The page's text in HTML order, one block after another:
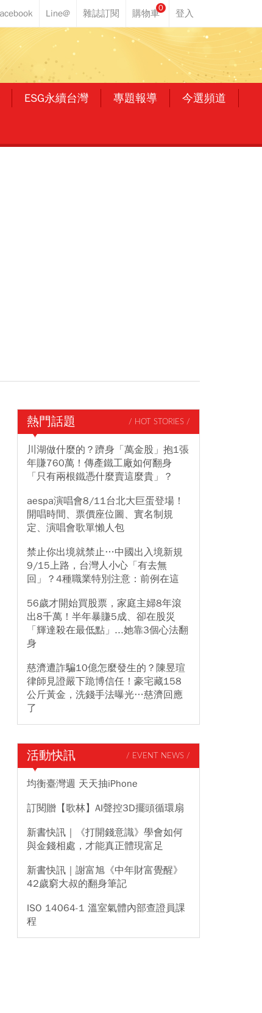
0
ESG永續台灣 專題報導 今選頻道
熱門話題 / HOT STORIES /
川湖做什麼的？躋身「萬金股」抱1張
年賺760萬！傳產鐵工廠如何翻身
「只有兩根鐵憑什麼賣這麼貴」？
aespa演唱會8/11台北大巨蛋登場！
開唱時間、票價座位圖、實名制規
定、演唱會歌單懶人包
禁止你出境就禁止…中國出入境新規
9/15上路，台灣人小心「有去無
回」？4種職業特別注意：前例在這
56歲才開始買股票，家庭主婦8年滾
出8千萬！半年暴賺5成、卻在股災
「輝達殺在最低點」...她靠3個心法翻
身
慈濟遭詐騙10億怎麼發生的？陳昱瑄
律師見證嚴下跪博信任！豪宅藏158
公斤黃金，洗錢手法曝光…慈濟回應
了
活動快訊 / EVENT NEWS /
均衡臺灣週 天天抽iPhone
訂閱贈【歌林】AI聲控3D擺頭循環扇
新書快訊｜《打開錢意識》學會如何
與金錢相處，才能真正體現富足
新書快訊｜謝富旭《中年財富覺醒》
42歲窮大叔的翻身筆記
ISO 14064-1 溫室氣體內部查證員課
程